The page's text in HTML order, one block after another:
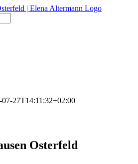
07-27T14:11:32+02:00
Osterfeld